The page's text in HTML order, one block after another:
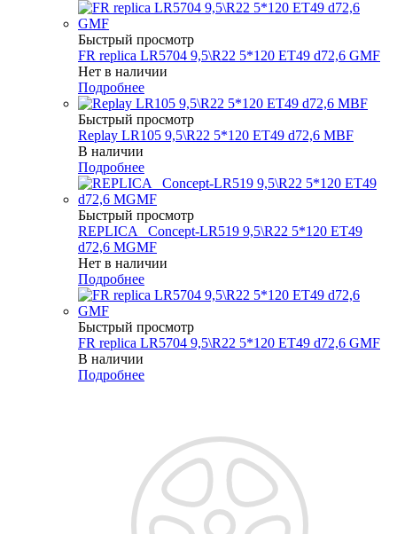
Быстрый просмотр
FR replica LR5704 9,5\R22 5*120 ET49 d72,6 GMF
Нет в наличии
Подробнее
Быстрый просмотр
Replay LR105 9,5\R22 5*120 ET49 d72,6 MBF
В наличии
Подробнее
Быстрый просмотр
REPLICA _Concept-LR519 9,5\R22 5*120 ET49
d72,6 MGMF
Нет в наличии
Подробнее
Быстрый просмотр
FR replica LR5704 9,5\R22 5*120 ET49 d72,6 GMF
В наличии
Подробнее